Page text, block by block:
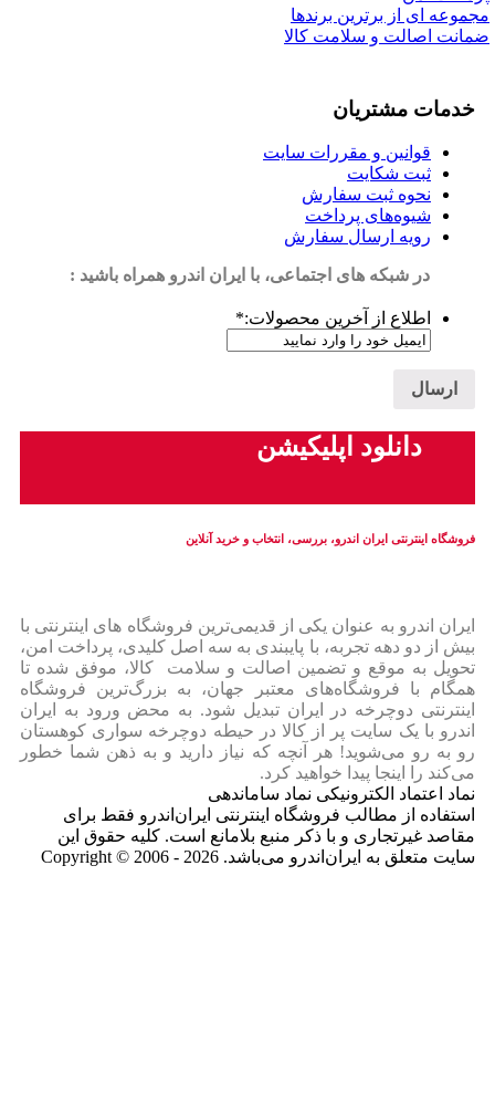
مجموعه ای از برترین برندها
ضمانت اصالت و سلامت کالا
خدمات مشتریان
قوانین و مقررات سایت
ثبت شکایت
نحوه ثبت سفارش
شیوه‌های پرداخت
رویه ارسال سفارش
در شبکه های اجتماعی، با ایران اندرو همراه باشید :
اطلاع از آخرین محصولات:*
دانلود اپلیکیشن
فروشگاه اینترنتی ایران‌ اندرو، بررسی، انتخاب و خرید آنلاین
ایران‌ اندرو به عنوان یکی از قدیمی‌ترین فروشگاه های اینترنتی با
بیش از دو دهه تجربه، با پایبندی به سه اصل کلیدی، پرداخت امن،
تحویل به موقع و تضمین اصالت و سلامت کالا، موفق شده تا
همگام با فروشگاه‌های معتبر جهان، به بزرگ‌ترین فروشگاه
اینترنتی دوچرخه در ایران تبدیل شود. به محض ورود به ایران‌
اندرو با یک سایت پر از کالا در حیطه دوچرخه سواری کوهستان
رو به رو می‌شوید! هر آنچه که نیاز دارید و به ذهن شما خطور
می‌کند را اینجا پیدا خواهید کرد.
نماد اعتماد الکترونیکی نماد ساماندهی
استفاده از مطالب فروشگاه اینترنتی ایران‌اندرو فقط برای
مقاصد غیرتجاری و با ذکر منبع بلامانع است. کلیه حقوق این
سایت متعلق به ایران‌اندرو می‌باشد. Copyright © 2006 - 2026